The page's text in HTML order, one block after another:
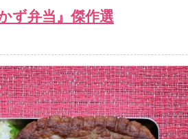
ず弁当』傑作選